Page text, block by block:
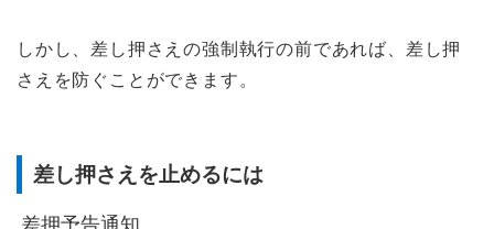
しかし、差し押さえの強制執行の前であれば、差し押
さえを防ぐことができます。
差し押さえを止めるには